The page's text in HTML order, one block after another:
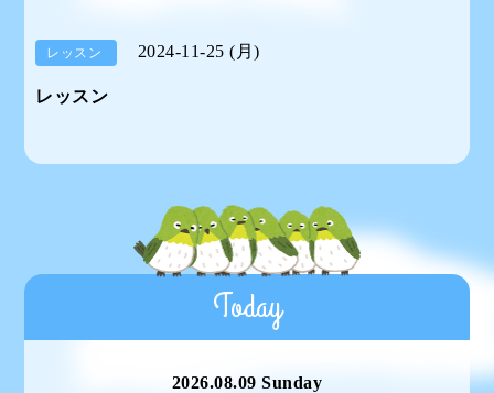
レッスン 2024-11-25 (月)
レッスン
Today
2026.08.09 Sunday